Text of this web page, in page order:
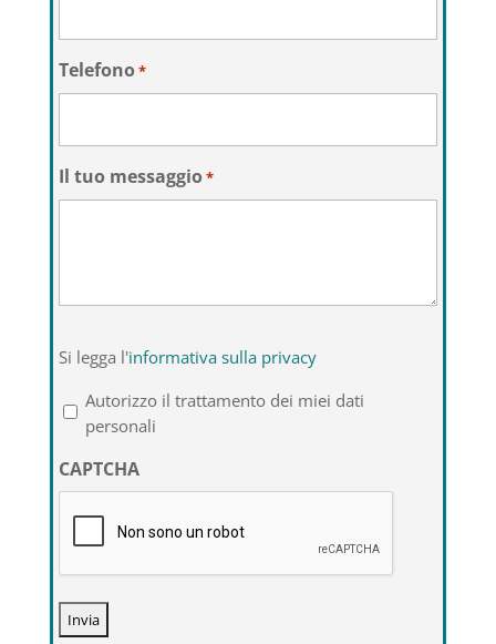
Telefono*
Il tuo messaggio*
legga
l'informativa
sulla
privacy
*
Si legga l'informativa sulla privacy
Autorizzo il trattamento dei miei dati
personali
CAPTCHA